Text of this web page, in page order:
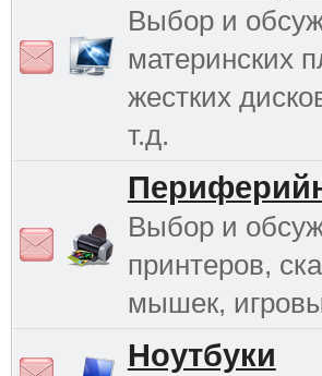
Выбор и
материнских
жестких
т.д.
Выбор и
принтеров,
мышек,
Ноутбуки